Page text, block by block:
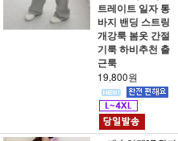
트레이트 일자 통
바지 밴딩 스트링
개강룩 봄옷 간절
기룩 하비추천 출
근룩
19,800원